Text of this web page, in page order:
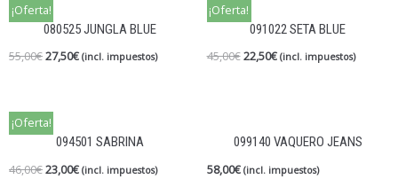
¡Oferta!
080525 JUNGLA BLUE
55,00€27,50€ (incl. impuestos)
¡Oferta!
091022 SETA BLUE
45,00€22,50€ (incl. impuestos)
¡Oferta!
094501 SABRINA
46,00€23,00€ (incl. impuestos)
099140 VAQUERO JEANS
58,00€ (incl. impuestos)